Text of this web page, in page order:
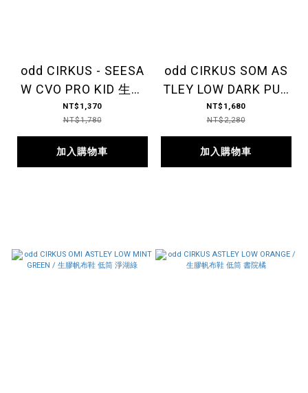
odd CIRKUS - SEESA
W CVO PRO KID 生膠
帆布鞋 白
NT$1,370
NT$1,780
加入購物車
odd CIRKUS SOM AS
TLEY LOW DARK PUR
PLE / 生膠帆布鞋 低筒
夜景紫
NT$1,680
NT$2,280
加入購物車